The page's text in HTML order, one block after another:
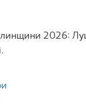
2026: